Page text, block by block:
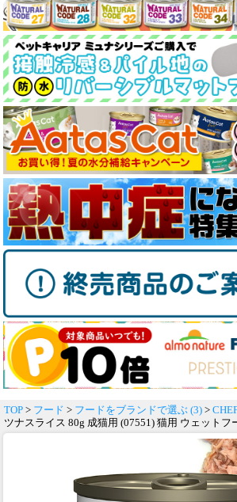
TOP > フード > フードをブランドで選ぶ (3) >
ツナスライス 80g 成猫用 (07551) 猫用 ウェットフ